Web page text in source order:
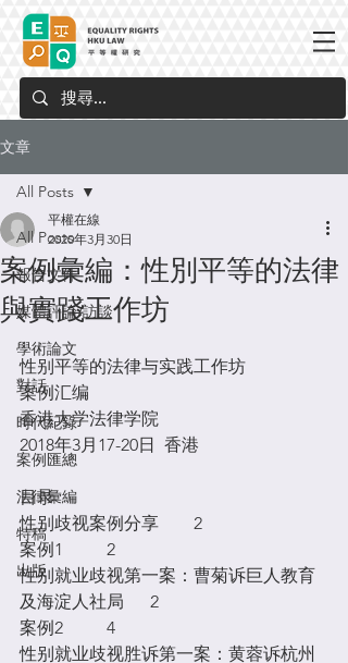
文章
All Posts
報告文件
媒體評論/訪談
學術論文
對話
時代紀錄
案例匯總
法律彙編
特稿
出版
All Posts
案例彙編：性別平等的法律
與實踐工作坊
平權在線
2020年3月30日
性别平等的法律与实践工作坊
案例汇编
香港大学法律学院
2018年3月17-20日  香港
目录
性别歧视案例分享	2
案例1	2
性别就业歧视第一案：曹菊诉巨人教育
及海淀人社局	2
案例2	4
性别就业歧视胜诉第一案：黄蓉诉杭州